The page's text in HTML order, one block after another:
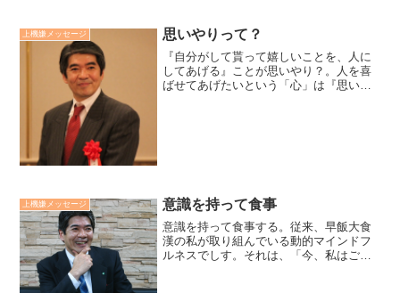
上機嫌メッセージ 思いやりって？
『自分がして貰って嬉しいことを、人に
してあげる』ことが思いやり？。人を喜
ばせてあげたいという「心」は『思いや
上機嫌メッセージ 意識を持って食事
意識を持って食事する。従来、早飯大食
漢の私が取り組んでいる動的マインドフ
ルネスでしす。それは、「今、私はごは